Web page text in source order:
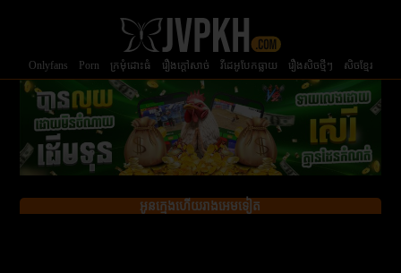
Onlyfans Porn ក្រមំុដោះធំ រឿងក្ដៅសាច់ វីដេអូបែកធ្លាយ រឿងសិចថ្មីៗ សិចខ្មែរ
អូនក្មេងហើយរាងអេមទៀត